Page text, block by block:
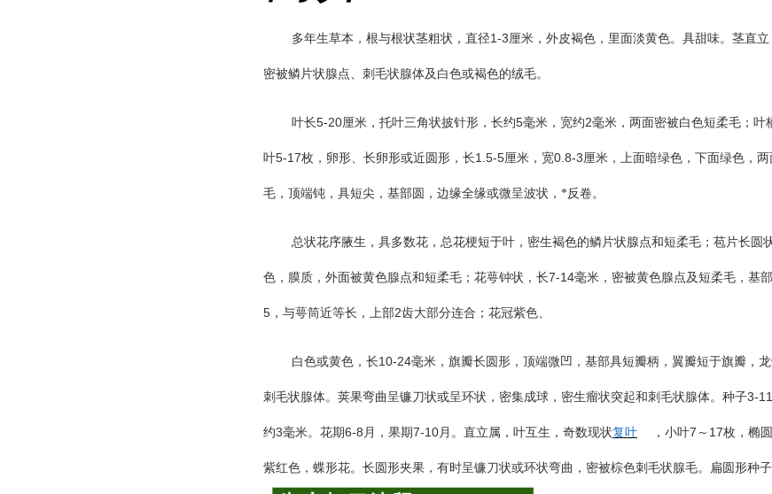
多年生草本，根与根状茎粗状，直径1-3厘米，外皮褐色，里面淡黄色。具甜味。茎直
密被鳞片状腺点、刺毛状腺体及白色或褐色的绒毛。
叶长5-20厘米，托叶三角状披针形，长约5毫米，宽约2毫米，两面密被白色短柔毛；叶
叶5-17枚，卵形、长卵形或近圆形，长1.5-5厘米，宽0.8-3厘米，上面暗绿色，下面绿色，
毛，顶端钝，具短尖，基部圆，边缘全缘或微呈波状，*反卷。
总状花序腋生，具多数花，总花梗短于叶，密生褐色的鳞片状腺点和短柔毛；苞片长圆
色，膜质，外面被黄色腺点和短柔毛；花萼钟状，长7-14毫米，密被黄色腺点及短柔毛，基
5 ，与萼筒近等长，上部2齿大部分连合；花冠紫色、
白色或黄色，长10-24毫米，旗瓣长圆形，顶端微凹，基部具短瓣柄，翼瓣短于旗瓣，龙
刺毛状腺体。荚果弯曲呈镰刀状或呈环状，密集成球，密生瘤状突起和刺毛状腺体。种子3-11
约3毫米。花期6-8 月，果期7-10月。直立属，叶互生，奇数现状复叶 ，小叶7 ～ 17枚，椭
紫红色，蝶形花。长圆形夹果，有时呈镰刀状或环状弯曲，密被棕色刺毛状腺毛。扁圆形种子